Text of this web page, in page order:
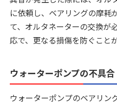
に依頼し、ベアリングの摩耗
て、オルタネーターの交換が
応で、更なる損傷を防ぐこと
ウォーターポンプの不具合
ウォーターポンプのベアリン